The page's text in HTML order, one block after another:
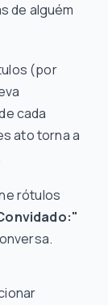
de alguém
(por
cada
ato torna a
rótulos